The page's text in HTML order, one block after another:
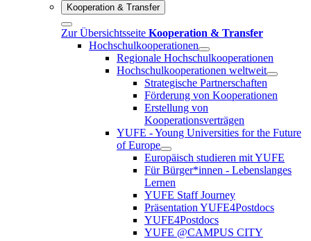
Kooperation & Transfer
Zur Übersichtsseite Kooperation & Transfer
Hochschulkooperationen
Regionale Hochschulkooperationen
Hochschulkooperationen weltweit
Strategische Partnerschaften
Förderung von Kooperationen
Erstellung von
Kooperationsverträgen
YUFE - Young Universities for the Future
of Europe
Europäisch studieren mit YUFE
Für Bürger*innen - Lebenslanges
Lernen
YUFE Staff Journey
Präsentation YUFE4Postdocs
YUFE4Postdocs
YUFE @CAMPUS CITY